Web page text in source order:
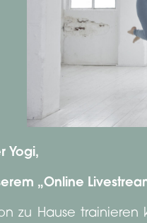
Yogi,
„Online
zu Hause